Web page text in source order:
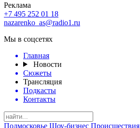
Реклама
+7 495 252 01 18
nazarenko_as@radio1.ru
Мы в соцсетях
Главная
Новости
Сюжеты
Трансляция
Подкасты
Контакты
Подмосковье Шоу-бизнес Происшествия